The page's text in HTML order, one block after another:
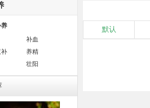
补血
养精
壮阳
默认